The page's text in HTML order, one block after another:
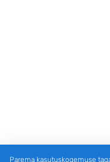
Parema kasutuskogemuse